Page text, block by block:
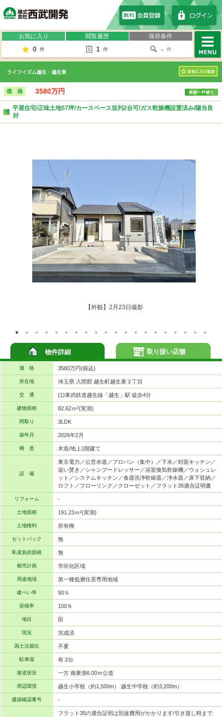
お気に入り
0 件
閲覧履歴
1 件
保存条件
- 件
MENU
ライフイズム越生・越生東
お気に入り
価 格 3580万円
平屋住宅/正味土地57坪/カースペース並列2台可/ガス乾燥機設置済み/陽当良
好
【外観】2月23日撮影
物件詳細
価 格 3580万円(税込)
所在地 埼玉県 入間郡 越生町越生東３丁目
交 通 (1)東武鉄道越生線「越生」駅 徒歩4分
建物面積 82.62ｍ²(実測)
間取り 3LDK
築年月 2026年2月
構 造 木造/地上1階建て
設 備
東京電力／公営水道／プロパン（集中）／下水／対面キッチン／
追い焚き／シャンプードレッサー／浴室換気乾燥機／ウォシュレ
ット／システムキッチン／食器洗浄乾燥器／浄水器／床下収納／
ロフト／フローリング／クローゼット／フラット35適合証明書
リフォーム -
土地面積 191.23ｍ²(実測)
土地権利 所有権
セットバック 無
私道負担面積 無
都市計画 市街化区域
用途地域 第一種低層住居専用地域
建ぺい率 50％
容積率 100％
地目 田
現況 完成済
国土法届出 不要
駐車場 有 2台
接道状況 一方 南東側6.00ｍ公道
周辺環境 越生小学校（約1,500m） 越生中学校（約3,200m）
建築確認番号 -
フラット35の適合証明は別途費用がかかります/引き渡し時まで
取り扱い店舗